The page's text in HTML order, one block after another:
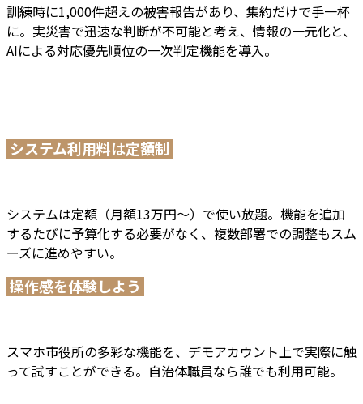
訓練時に1,000件超えの被害報告があり、集約だけで手一杯
に。実災害で迅速な判断が不可能と考え、情報の一元化と、
AIによる対応優先順位の一次判定機能を導入。
システム利用料は定額制
システムは定額（月額13万円～）で使い放題。機能を追加
するたびに予算化する必要がなく、複数部署での調整もスム
ーズに進めやすい。
操作感を体験しよう
スマホ市役所の多彩な機能を、デモアカウント上で実際に触
って試すことができる。自治体職員なら誰でも利用可能。